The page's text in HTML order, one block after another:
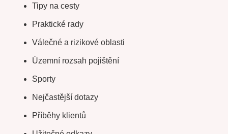
Tipy na cesty
Praktické rady
Válečné a rizikové oblasti
Územní rozsah pojištění
Sporty
Nejčastější dotazy
Příběhy klientů